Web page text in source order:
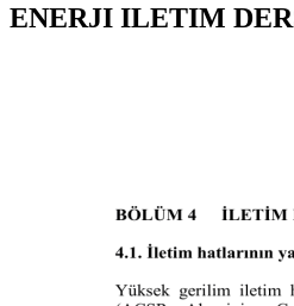
ENERJI ILETIM